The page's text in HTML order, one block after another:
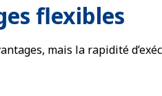
flexibles
mais la rapidité